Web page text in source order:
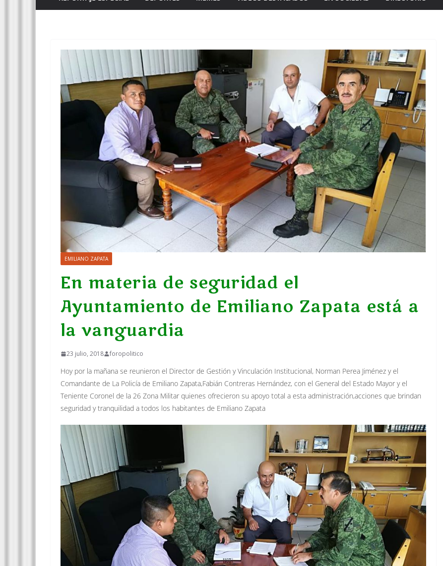
EMILIANO ZAPATA
En materia de seguridad el
Ayuntamiento de Emiliano Zapata está a
la vanguardia
23 julio, 2018 foropolitico
Hoy por la mañana se reunieron el Director de Gestión y Vinculación Institucional, Norman Perea Jiménez y el
Comandante de La Policía de Emiliano Zapata,Fabián Contreras Hernández, con el General del Estado Mayor y el
Teniente Coronel de la 26 Zona Militar quienes ofrecieron su apoyo total a esta administración,acciones que brindan
seguridad y tranquilidad a todos los habitantes de Emiliano Zapata